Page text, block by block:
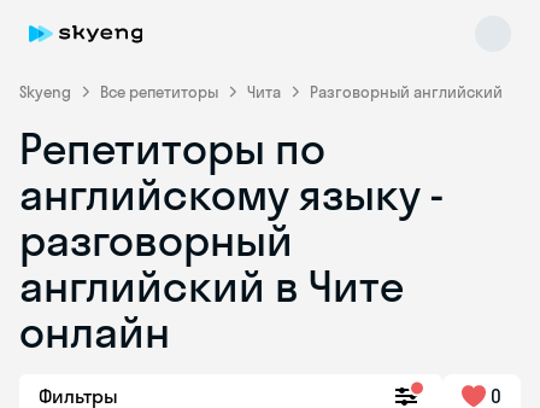
Skyeng Все репетиторы Чита Разговорный английский
Репетиторы по
английскому языку -
разговорный
английский в Чите
онлайн
Фильтры 0
Skyeng Chat
online